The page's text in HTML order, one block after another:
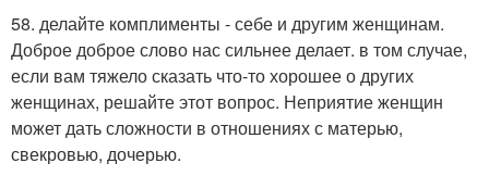
58. делайте комплименты - себе и другим женщинам.
Доброе доброе слово нас сильнее делает. в том случае,
если вам тяжело сказать что-то хорошее о других
женщинах, решайте этот вопрос. Неприятие женщин
может дать сложности в отношениях с матерью,
свекровью, дочерью.